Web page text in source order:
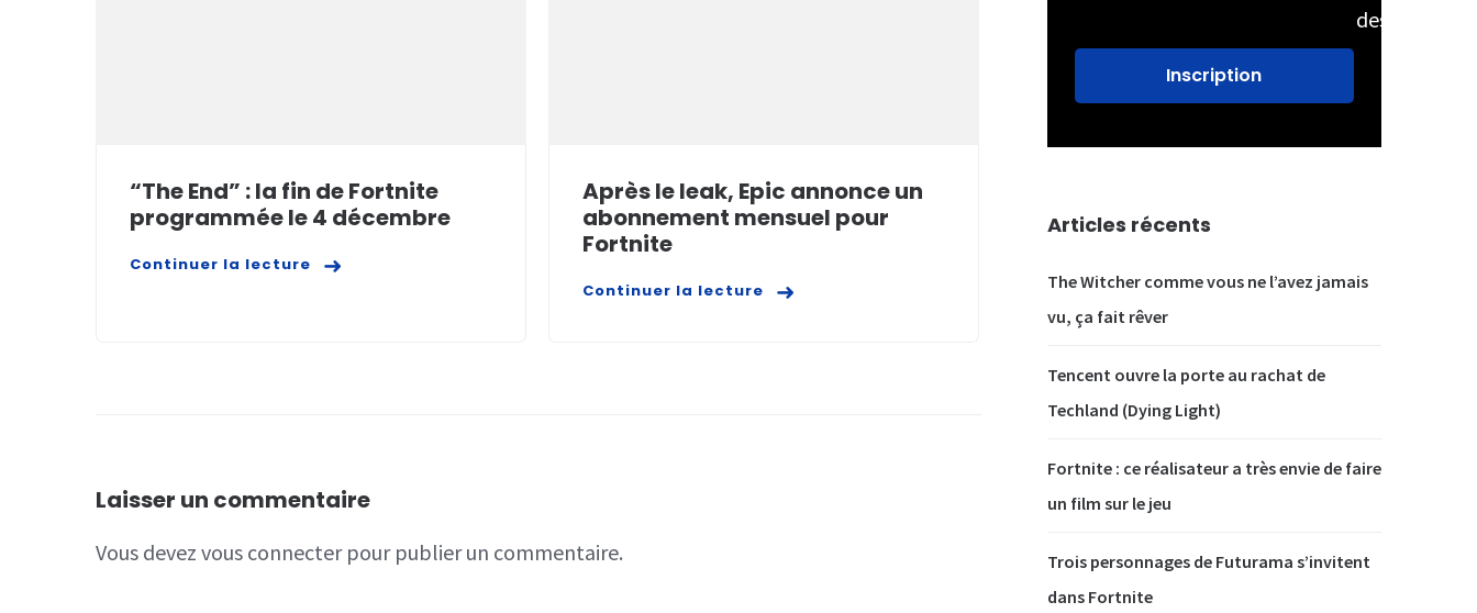
“The End” : la fin de Fortnite
programmée le 4 décembre
Continuer la lecture
Après le leak, Epic annonce un
abonnement mensuel pour
Fortnite
Continuer la lecture
Laisser un commentaire
Vous devez vous connecterpour publier un commentaire.
des données
Articles récents
The Witcher comme vous ne l’avez jamais
vu, ça fait rêver
Tencent ouvre la porte au rachat de
Techland (Dying Light)
Fortnite : ce réalisateur a très envie de faire
un film sur le jeu
Trois personnages de Futurama s’invitent
dans Fortnite